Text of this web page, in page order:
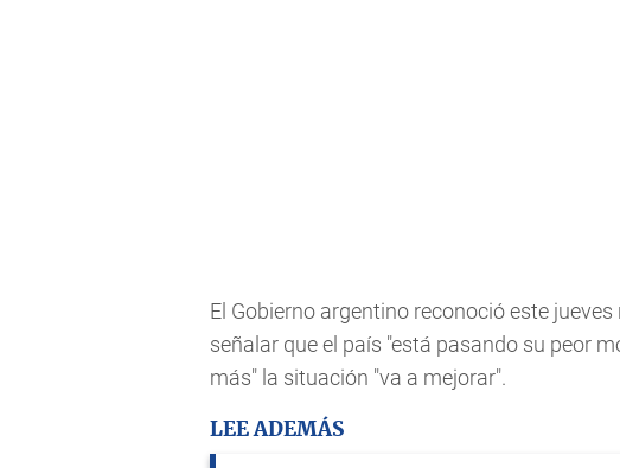
El Gobierno argentino reconoció este
señalar que el país "está pasando su peor
más" la situación "va a mejorar".
LEE ADEMÁS